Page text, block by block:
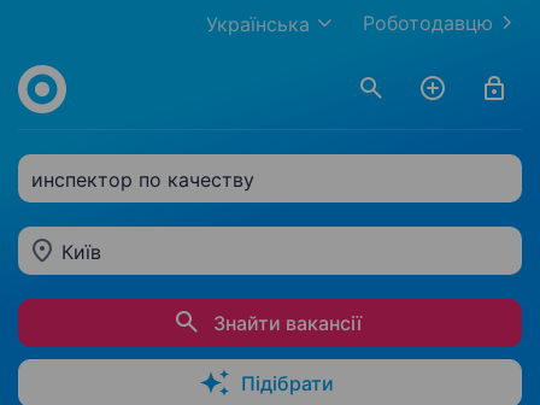
Роботодавцю
Українська
инспектор по качеству
Київ
Знайти вакансії
Підібрати